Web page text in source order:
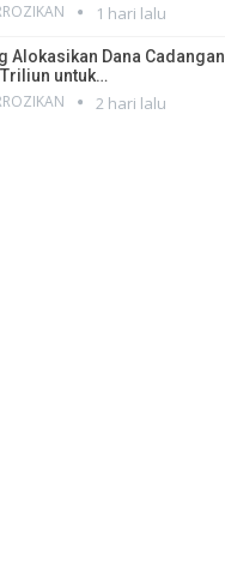
1 hari lalu
Alokasikan Dana Cadangan
Triliun untuk…
2 hari lalu